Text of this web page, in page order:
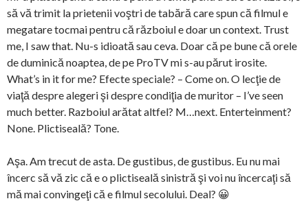
să vă trimit la prietenii voştri de tabără care spun că filmul e
megatare tocmai pentru că războiul e doar un context. Trust
me, I saw that. Nu-s idioată sau ceva. Doar că pe bune că orele
de duminică noaptea, de pe ProTV mi s-au părut irosite.
What’s in it for me? Efecte speciale? – Come on. O lecţie de
viaţă despre alegeri şi despre condiţia de muritor – I’ve seen
much better. Razboiul arătat altfel? M…next. Enterteinment?
None. Plictiseală? Tone.
Aşa. Am trecut de asta. De gustibus, de gustibus. Eu nu mai
încerc să vă zic că e o plictiseală sinistră şi voi nu încercaţi să
mă mai convingeţi că e filmul secolului. Deal? 😀